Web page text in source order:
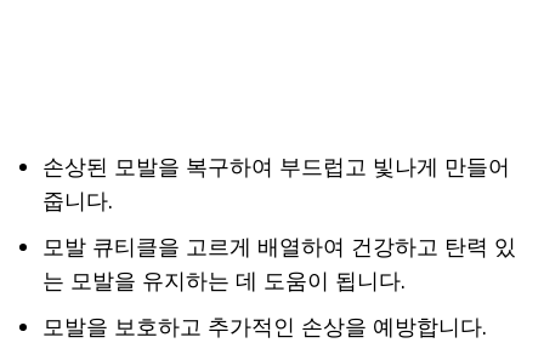
손상된 모발을 복구하여 부드럽고 빛나게 만들어
줍니다.
모발 큐티클을 고르게 배열하여 건강하고 탄력 있
는 모발을 유지하는 데 도움이 됩니다.
모발을 보호하고 추가적인 손상을 예방합니다.